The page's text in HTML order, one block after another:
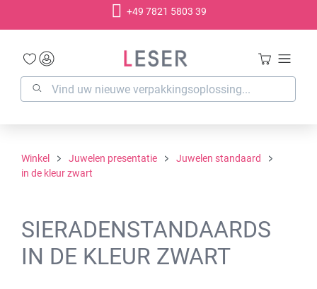
+49 7821 5803 39
Winkel Juwelen presentatie
Juwelen standaard
in de kleur zwart
SIERADENSTANDAARDS
IN DE KLEUR ZWART